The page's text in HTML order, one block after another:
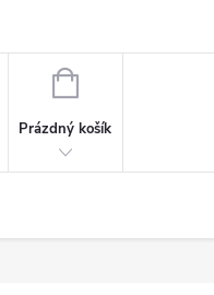
NÁKUPNÍ
Prázdný košík